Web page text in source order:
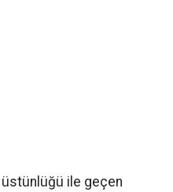
üstünlüğü ile geçen